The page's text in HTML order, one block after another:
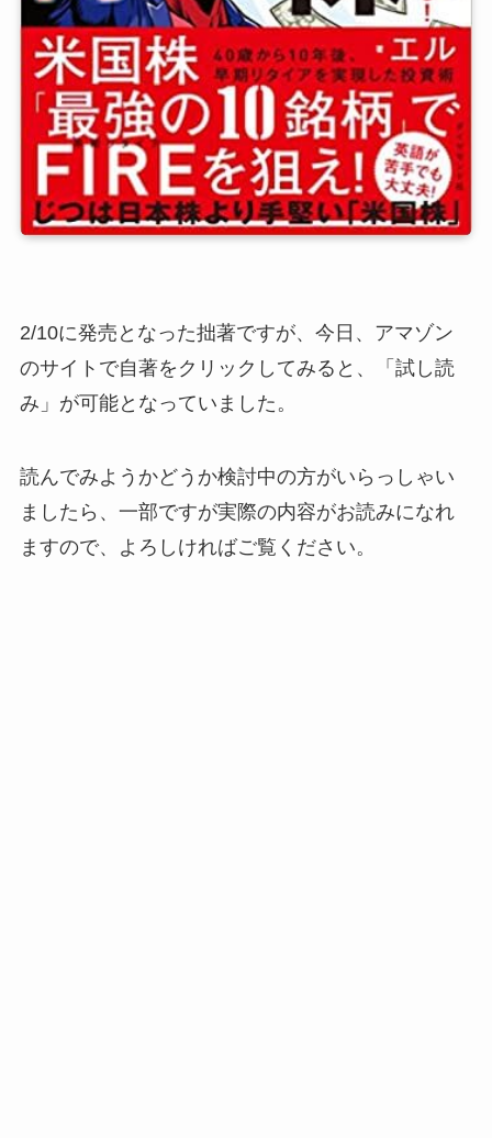
2/10に発売となった拙著ですが、今日、アマゾン
のサイトで自著をクリックしてみると、「試し読
み」が可能となっていました。
読んでみようかどうか検討中の方がいらっしゃい
ましたら、一部ですが実際の内容がお読みになれ
ますので、よろしければご覧ください。